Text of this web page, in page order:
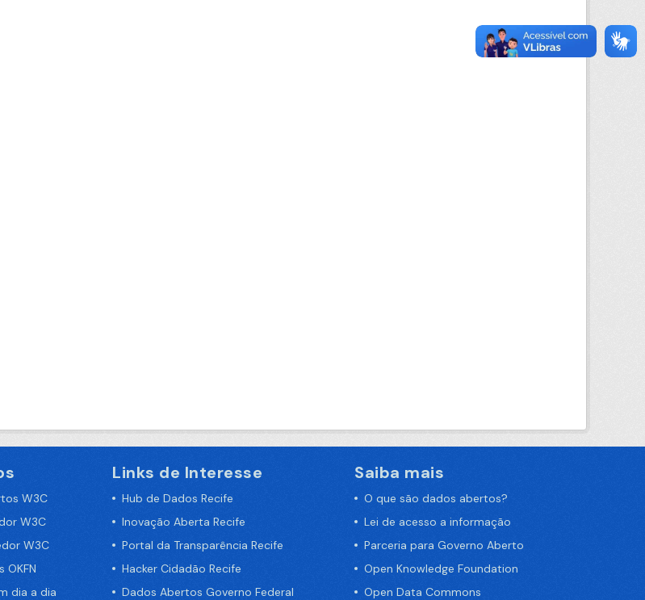
W3C
W3C
W3C
OKFN
dia a dia
Links de Interesse
Hub de Dados Recife
Inovação Aberta Recife
Portal da Transparência Recife
Hacker Cidadão Recife
Dados Abertos Governo Federal
Saiba mais
O que são dados abertos?
Lei de acesso a informação
Parceria para Governo Aberto
Open Knowledge Foundation
Open Data Commons